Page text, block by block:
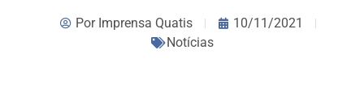
PorImprensa Quatis
10/11/2021
Notícias